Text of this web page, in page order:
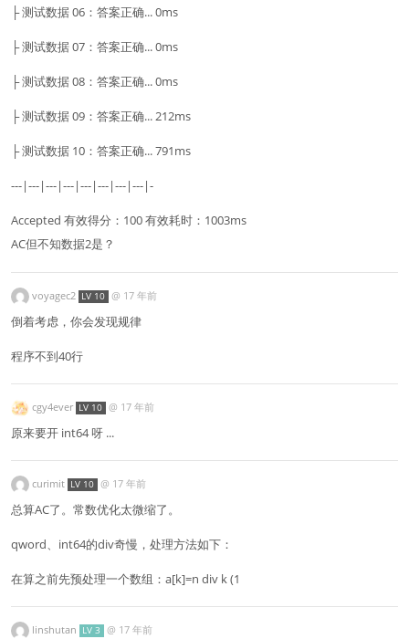
├ 测试数据 06：答案正确... 0ms
├ 测试数据 07：答案正确... 0ms
├ 测试数据 08：答案正确... 0ms
├ 测试数据 09：答案正确... 212ms
├ 测试数据 10：答案正确... 791ms
---|---|---|---|---|---|---|---|-
Accepted 有效得分：100 有效耗时：1003ms
AC但不知数据2是？
voyagec2 LV 10 @ 17 年前
倒着考虑，你会发现规律
程序不到40行
cgy4ever LV 10 @ 17 年前
原来要开 int64 呀 ...
curimit LV 10 @ 17 年前
总算AC了。常数优化太微缩了。
qword、int64的div奇慢，处理方法如下：
在算之前先预处理一个数组：a[k]=n div k (1
linshutan LV 3 @ 17 年前